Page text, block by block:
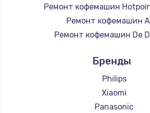
Ремонт кофемашин
Ремонт кофемашин
Ремонт кофемашин De
Ремонт кофемашин
Ремонт кофемашин
Ремонт кофемашин
Ремонт кофемашин
Бренды
Philips
Xiaomi
Panasonic